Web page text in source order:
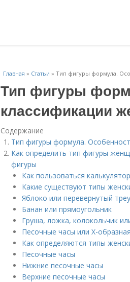
Главная » Статьи » Тип фигуры формула.
Тип фигуры
классификации
Содержание
Тип фигуры формула.
Как определить тип фигуры
фигуры
Как пользоваться
Какие существуют типы
Яблоко или перевернутый
Банан или прямоугольник
Груша, ложка, колокольчик
Песочные часы или Х-
Как определяются типы
Песочные часы
Нижние песочные часы
Верхние песочные часы